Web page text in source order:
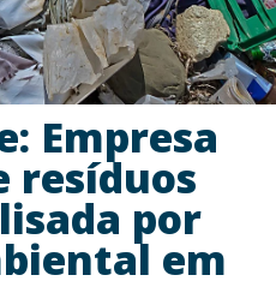
Empresa
resíduos
por
em